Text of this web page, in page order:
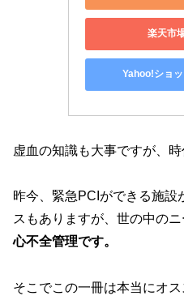
楽天市
Yahoo!ショ
虚血の知識も大事ですが、時
昨今、緊急PCIができる施設
スもありますが、世の中の
心不全管理です。
そこでこの一冊は本当にオス